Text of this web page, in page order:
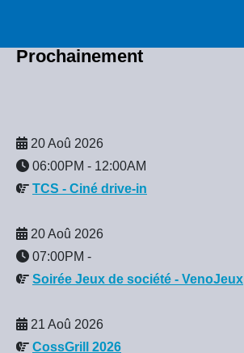
Prochainement
20 Aoû 2026
06:00PM - 12:00AM
TCS - Ciné drive-in
20 Aoû 2026
07:00PM -
Soirée Jeux de société - VenoJeux
21 Aoû 2026
CossGrill 2026